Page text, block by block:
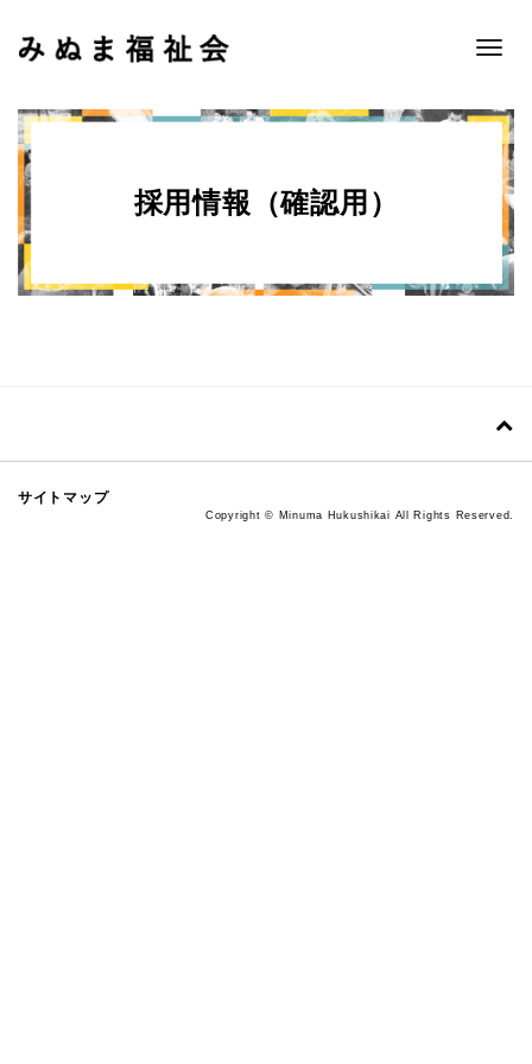
Toggle
採用情報（確認用）
サイトマップ
Copyright © Minuma Hukushikai All Rights Reserved.